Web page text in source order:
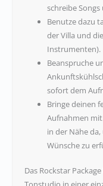
schreibe
Benutze dazu
der Villa und
Instrumenten).
Beanspruche
sofort dem
Bringe deinen
Aufnahmen
in der Nähe
Wünsche zu
Das Rockstar